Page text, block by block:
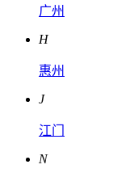
广州
H
惠州
J
江门
N